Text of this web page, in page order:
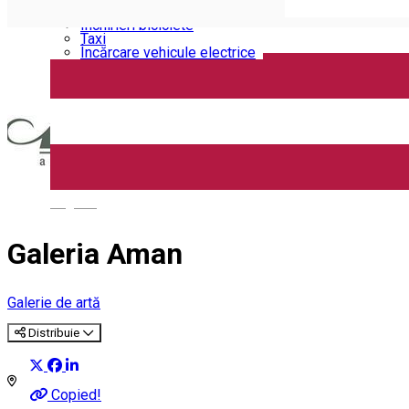
Închirieri biciclete
Taxi
Încărcare vehicule electrice
Galeria Aman
Galerie de artă
Distribuie
Copied!